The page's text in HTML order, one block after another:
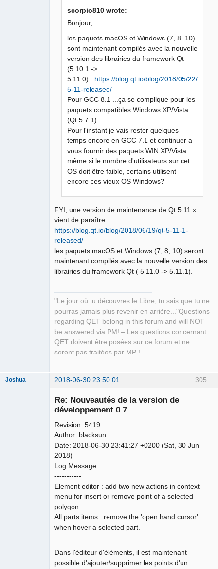
scorpio810 wrote:
Bonjour,
les paquets macOS et Windows (7, 8, 10)
sont maintenant compilés avec la nouvelle
version des librairies du framework Qt
(5.10.1 ->
5.11.0). https://blog.qt.io/blog/2018/05/22/qt-
5-11-released/
Pour GCC 8.1 ...ça se complique pour les
paquets compatibles Windows XP/Vista
(Qt 5.7.1)
Pour l'instant je vais rester quelques
temps encore en GCC 7.1 et continuer a
vous fournir des paquets WIN XP/Vista
même si le nombre d'utilisateurs sur cet
OS doit être faible, certains utilisent
encore ces vieux OS Windows?
FYI, une version de maintenance de Qt 5.11.x
vient de paraître :
https://blog.qt.io/blog/2018/06/19/qt-5-11-1-
released/
les paquets macOS et Windows (7, 8, 10) seront
maintenant compilés avec la nouvelle version des
librairies du framework Qt ( 5.11.0 -> 5.11.1).
"Le jour où tu découvres le Libre, tu sais que tu ne
pourras jamais plus revenir en arrière..."Questions
regarding QET belong in this forum and will NOT
be answered via PM! – Les questions concernant
QET doivent être posées sur ce forum et ne
seront pas traitées par MP !
305
Joshua 2018-06-30 23:50:01
Re: Nouveautés de la version de
développement 0.7
Revision: 5419
Author: blacksun
Date: 2018-06-30 23:41:27 +0200 (Sat, 30 Jun
2018)
Log Message:
-----------
Element editor : add two new actions in context
menu for insert or remove point of a selected
polygon.
All parts items : remove the 'open hand cursor'
when hover a selected part.
Dans l'éditeur d'éléments, il est maintenant
possible d'ajouter/supprimer les points d'un